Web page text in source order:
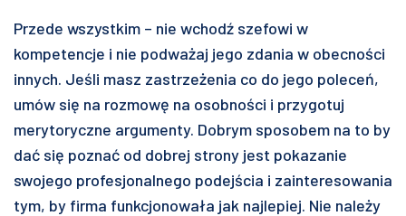
Przede wszystkim – nie wchodź szefowi w
kompetencje i nie podważaj jego zdania w obecności
innych. Jeśli masz zastrzeżenia co do jego poleceń,
umów się na rozmowę na osobności i przygotuj
merytoryczne argumenty. Dobrym sposobem na to by
dać się poznać od dobrej strony jest pokazanie
swojego profesjonalnego podejścia i zainteresowania
tym, by firma funkcjonowała jak najlepiej. Nie należy